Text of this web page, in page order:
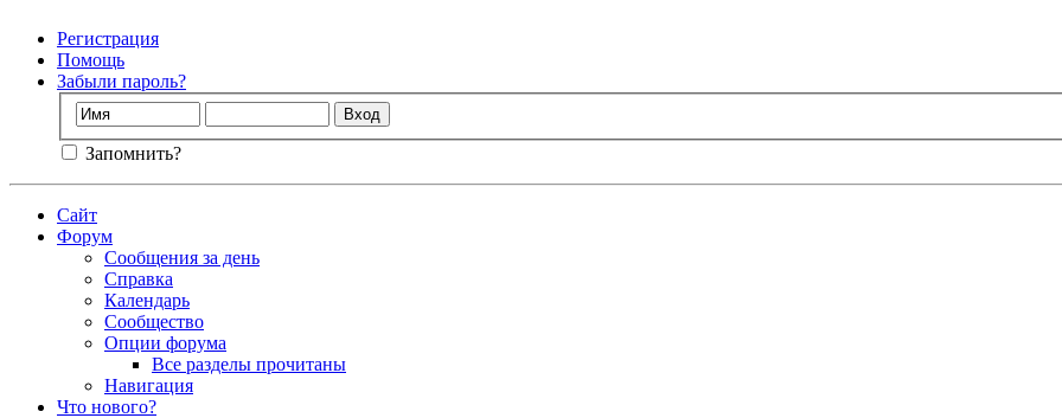
Регистрация
Помощь
Забыли пароль?
Запомнить?
Сайт
Форум
Сообщения за день
Справка
Календарь
Сообщество
Опции форума
Все разделы прочитаны
Навигация
Что нового?